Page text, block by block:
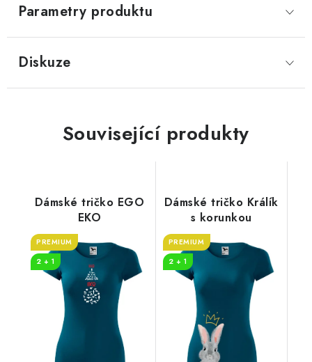
Parametry produktu
Diskuze
Související produkty
Dámské tričko EGO
EKO
PREMIUM
2 + 1
Dámské tričko Králík
s korunkou
PREMIUM
2 + 1